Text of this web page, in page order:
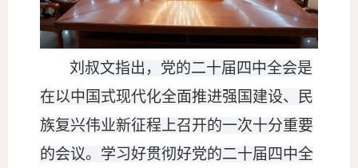
刘叔文指出，党的二十届四中全会是
在以中国式现代化全面推进强国建设、民
族复兴伟业新征程上召开的一次十分重要
的会议。学习好贯彻好党的二十届四中全